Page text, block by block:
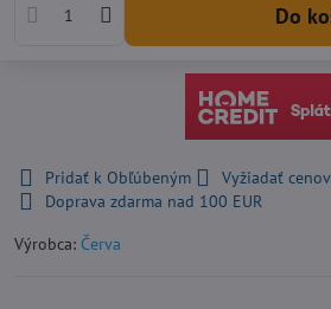
Do
Pridať k Obľúbeným Vyžiadať
Doprava zdarma nad 100 EUR
Výrobca: Červa